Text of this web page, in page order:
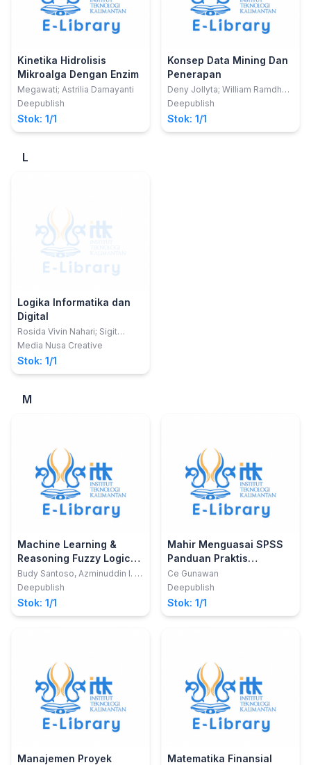
Kinetika Hidrolisis
Mikroalga Dengan Enzim
Megawati; Astrilia Damayanti
Deepublish
Stok: 1/1
Konsep Data Mining Dan
Penerapan
Deny Jollyta; William Ramdhan
dan Muhammad Zarlis
Deepublish
Stok: 1/1
L
Logika Informatika dan
Digital
Rosida Vivin Nahari; Sigit
Susanto Putro
Media Nusa Creative
Stok: 1/1
M
Machine Learning &
Reasoning Fuzzy Logic
Algoritma, Manual,
Matlab, & Rapid Miner
Budy Santoso, Azminuddin I. S.
Azis dan Zohrahayaty
Deepublish
Stok: 1/1
Mahir Menguasai SPSS
Panduan Praktis
Mengolah Data
Penelitian New Edition
Buku Untuk Orang Yang
(Merasa) Tidak Bisa Dan
Ce Gunawan
Deepublish
Stok: 1/1
Manajemen Proyek
Matematika Finansial